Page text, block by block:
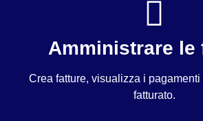
Amministrare le
Crea fatture, visualizza i
fatturato.